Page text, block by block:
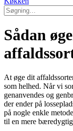
Sådan
At øge dit
som helhed. Når vi
genanvendes og
der ender på
på nogle enkle
til en mere